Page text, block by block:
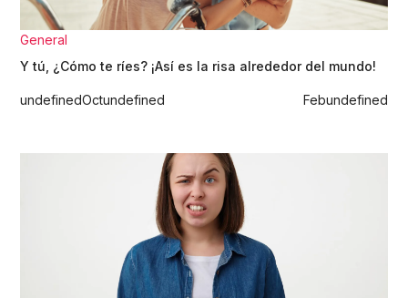
General
Y tú, ¿Cómo te ríes? ¡Así es la risa alrededor del mundo!
undefinedOctundefined Febundefined